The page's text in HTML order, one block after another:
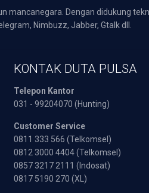
Dengan didukung
Nimbuzz, Jabber, Gtalk dll.
KONTAK DUTA PULSA
Telepon Kantor
031 - 99204070 (Hunting)
Customer Service
0811 333 566 (Telkomsel)
0812 3000 4404 (Telkomsel)
0857 3217 2111 (Indosat)
0817 5190 270 (XL)